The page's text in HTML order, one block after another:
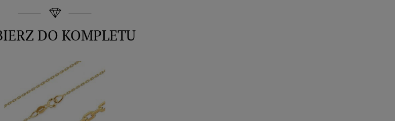
DO KOMPLETU